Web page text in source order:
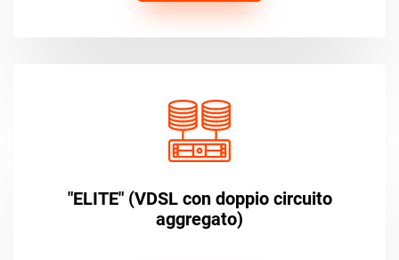
"ELITE" (VDSL con doppio circuito
aggregato)